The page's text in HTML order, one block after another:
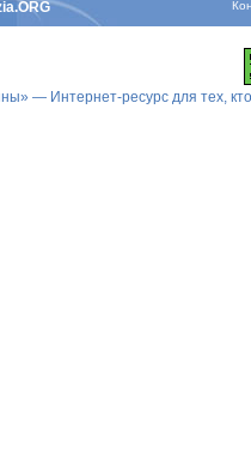
— Интернет-ресурс для тех,